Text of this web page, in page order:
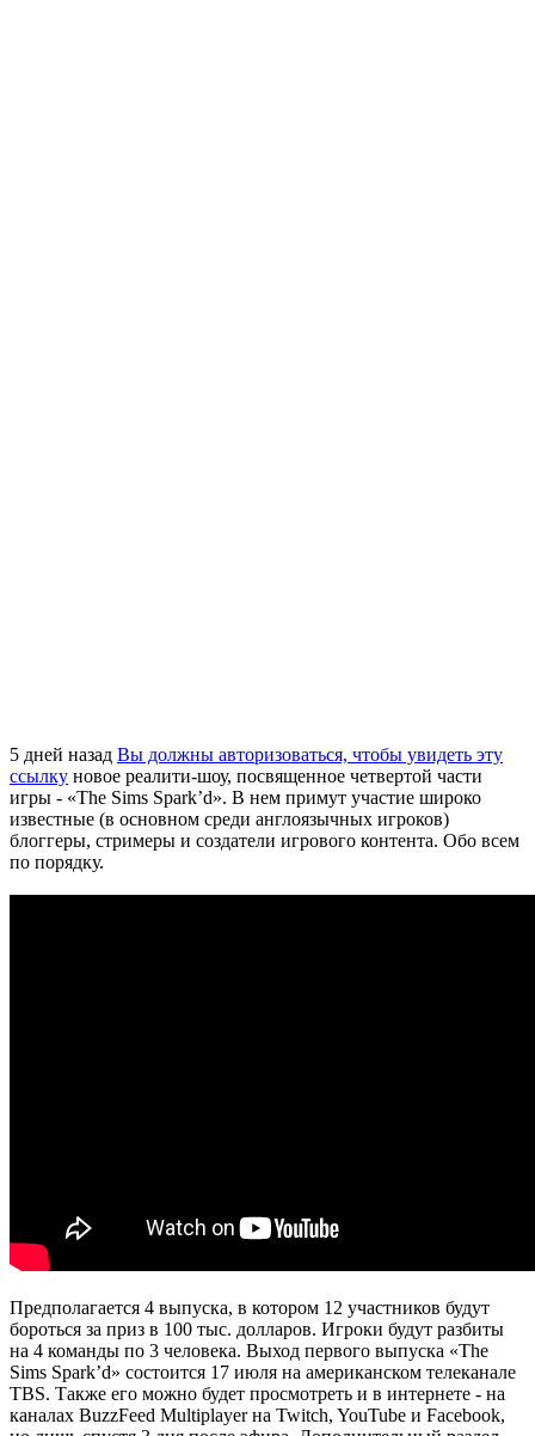
5 дней назад Вы должны авторизоваться, чтобы увидеть эту
ссылку новое реалити-шоу, посвященное четвертой части
игры - «The Sims Spark’d». В нем примут участие широко
известные (в основном среди англоязычных игроков)
блоггеры, стримеры и создатели игрового контента. Обо всем
по порядку.
Предполагается 4 выпуска, в котором 12 участников будут
бороться за приз в 100 тыс. долларов. Игроки будут разбиты
на 4 команды по 3 человека. Выход первого выпуска «The
Sims Spark’d» состоится 17 июля на американском телеканале
TBS. Также его можно будет просмотреть и в интернете - на
каналах BuzzFeed Multiplayer на Twitch, YouTube и Facebook,